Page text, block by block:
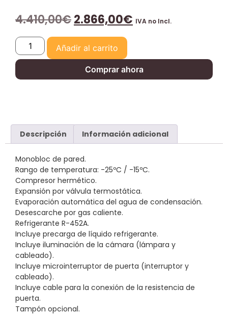
4.410,00€2.866,00€ IVA no Incl.
Añadir al carrito
Comprar ahora
Descripción Información adicional
Monobloc de pared.
Rango de temperatura: -25ºC / -15ºC.
Compresor hermético.
Expansión por válvula termostática.
Evaporación automática del agua de condensación.
Desescarche por gas caliente.
Refrigerante R-452A.
Incluye precarga de líquido refrigerante.
Incluye iluminación de la cámara (lámpara y
cableado).
Incluye microinterruptor de puerta (interruptor y
cableado).
Incluye cable para la conexión de la resistencia de
puerta.
Tampón opcional.